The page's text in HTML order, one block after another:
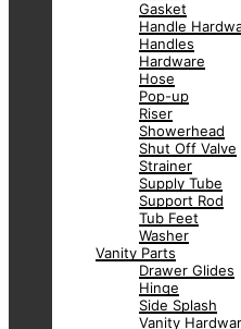
Gasket
Handle
Handles
Hardware
Hose
Pop-up
Riser
Showerhead
Shut Off Valve
Strainer
Supply Tube
Support Rod
Tub Feet
Washer
Vanity Parts
Drawer Glides
Hinge
Side Splash
Vanity